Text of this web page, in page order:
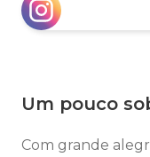
Um pouco
Com grande